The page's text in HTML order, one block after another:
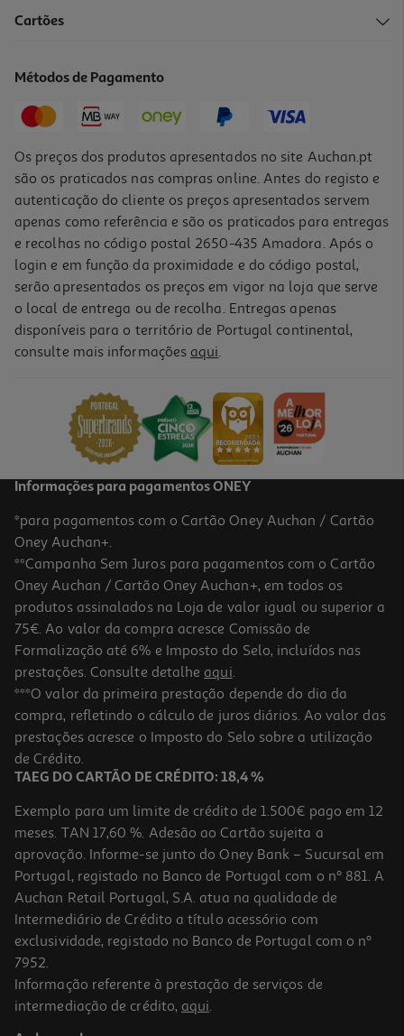
Condicionador Phyto Caracóis 175ml
18,50 €
5.0
Champô Phyto Nutrição 250ml
57.2 €/Lt
14,30 €
Laca Phyto Fixação Média/forte 150 Ml
Cartões
Métodos de Pagamento
Os preços dos produtos apresentados no site Auchan.pt
são os praticados nas compras online. Antes do registo e
autenticação do cliente os preços apresentados servem
apenas como referência e são os praticados para entregas
e recolhas no código postal 2650-435 Amadora. Após o
login e em função da proximidade e do código postal,
serão apresentados os preços em vigor na loja que serve
o local de entrega ou de recolha. Entregas apenas
disponíveis para o território de Portugal continental,
consulte mais informações aqui.
Informações para pagamentos ONEY
*para pagamentos com o Cartão Oney Auchan / Cartão
Oney Auchan+.
**Campanha Sem Juros para pagamentos com o Cartão
Oney Auchan / Cartão Oney Auchan+, em todos os
produtos assinalados na Loja de valor igual ou superior a
75€. Ao valor da compra acresce Comissão de
Formalização até 6% e Imposto do Selo, incluídos nas
prestações. Consulte detalhe aqui.
***O valor da primeira prestação depende do dia da
compra, refletindo o cálculo de juros diários. Ao valor das
prestações acresce o Imposto do Selo sobre a utilização
de Crédito.
TAEG DO CARTÃO DE CRÉDITO: 18,4 %
Exemplo para um limite de crédito de 1.500€ pago em 12
meses. TAN 17,60 %. Adesão ao Cartão sujeita a
aprovação. Informe-se junto do Oney Bank – Sucursal em
Portugal, registado no Banco de Portugal com o nº 881. A
Auchan Retail Portugal, S.A. atua na qualidade de
Intermediário de Crédito a título acessório com
exclusividade, registado no Banco de Portugal com o nº
7952.
Informação referente à prestação de serviços de
intermediação de crédito, aqui.